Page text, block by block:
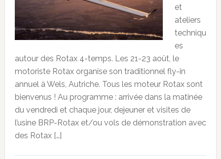
et
ateliers
techniqu
es
autour des Rotax 4-temps. Les 21-23 août, le
motoriste Rotax organise son traditionnel fly-in
annuel à Wels, Autriche. Tous les moteur Rotax sont
bienvenus ! Au programme : arrivée dans la matinée
du vendredi et chaque jour, dejeuner et visites de
l’usine BRP-Rotax et/ou vols de démonstration avec
des Rotax […]